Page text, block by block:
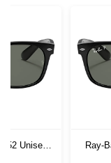
52 Unisex
Ray-